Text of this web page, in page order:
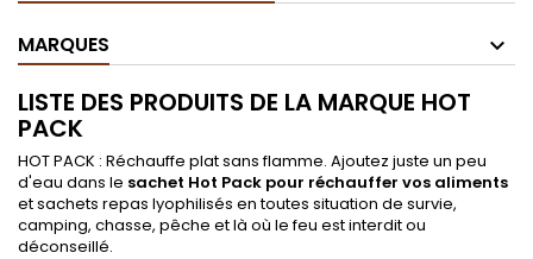
MARQUES
LISTE DES PRODUITS DE LA MARQUE HOT
PACK
HOT PACK : Réchauffe plat sans flamme. Ajoutez juste un peu
d'eau dans le sachet Hot Pack pour réchauffer vos aliments
et sachets repas lyophilisés en toutes situation de survie,
camping, chasse, pêche et là où le feu est interdit ou
déconseillé.